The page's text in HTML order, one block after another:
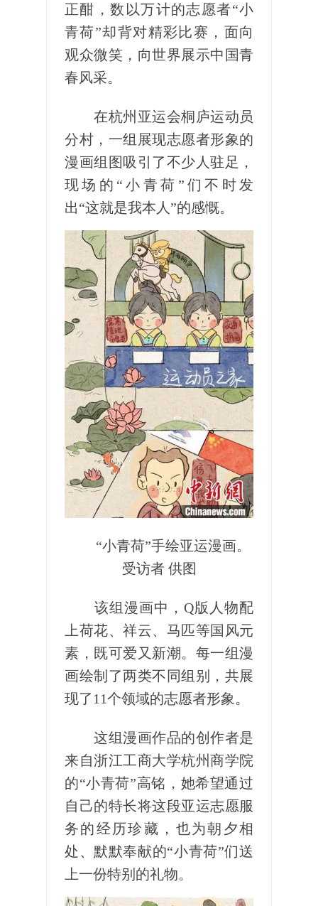
正酣，数以万计的志愿者“小
青荷”却背对精彩比赛，面向
观众微笑，向世界展示中国青
春风采。
在杭州亚运会桐庐运动员
分村，一组展现志愿者形象的
漫画组图吸引了不少人驻足，
现场的“小青荷”们不时发
出“这就是我本人”的感慨。
“小青荷”手绘亚运漫画。
受访者 供图
该组漫画中，Q版人物配
上荷花、祥云、马匹等国风元
素，既可爱又新潮。每一组漫
画绘制了两类不同组别，共展
现了11个领域的志愿者形象。
这组漫画作品的创作者是
来自浙江工商大学杭州商学院
的“小青荷”高铭，她希望通过
自己的特长将这段亚运志愿服
务的经历珍藏，也为朝夕相
处、默默奉献的“小青荷”们送
上一份特别的礼物。